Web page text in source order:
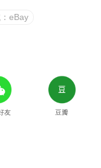
eBay
友 豆瓣